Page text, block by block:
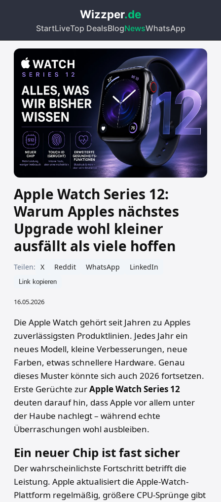
Wizzper.de
StartLiveTop DealsBlogNewsWhatsApp
Apple Watch Series 12:
Warum Apples nächstes
Upgrade wohl kleiner
ausfällt als viele hoffen
Teilen: X Reddit WhatsApp LinkedIn
Link kopieren
16.05.2026
Die Apple Watch gehört seit Jahren zu Apples
zuverlässigsten Produktlinien. Jedes Jahr ein
neues Modell, kleine Verbesserungen, neue
Farben, etwas schnellere Hardware. Genau
dieses Muster könnte sich auch 2026 fortsetzen.
Erste Gerüchte zurApple Watch Series 12
deuten darauf hin, dass Apple vor allem unter
der Haube nachlegt – während echte
Überraschungen wohl ausbleiben.
Ein neuer Chip ist fast sicher
Der wahrscheinlichste Fortschritt betrifft die
Leistung. Apple aktualisiert die Apple-Watch-
Plattform regelmäßig, größere CPU-Sprünge gibt